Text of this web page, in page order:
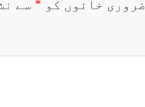
ضروری خانوں کو * سے